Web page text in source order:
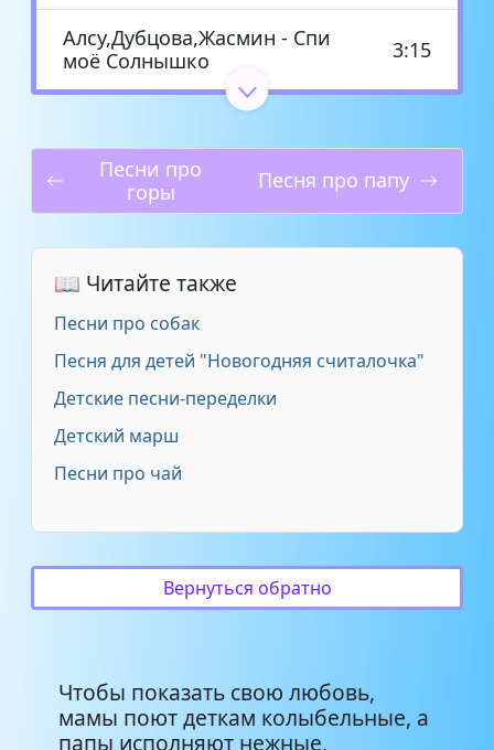
Алсу,Дубцова,Жасмин - Спи
моё Солнышко
3:15
Максим Моисеев и Полина
Королева - Знай что дома твоя
дочка
Песенка про доченьку -
Песенка про папу и дочку
Сергей Сердюков - Доченька 3:24
Глюкоза - Дочка
Сергей Любавин - Дочка
Ольга Иванова - Доченька 3:59
Игорь Николаев - Маленькая
Дочка
4:24
Лилия Шаулухова - Доченька 3:07
Песни про
горы
Песня про папу
📖 Читайте также
Песни про собак
Песня для детей "Новогодняя считалочка"
Детские песни-переделки
Детский марш
Песни про чай
Вернуться обратно
Чтобы показать свою любовь,
мамы поют деткам колыбельные, а
папы исполняют нежные,